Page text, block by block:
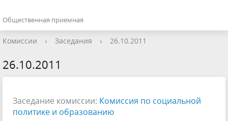
Общественная приемная
Комиссии › Заседания › 26.10.2011
26.10.2011
Заседание комиссии: Комиссия по социальной
политике и образованию